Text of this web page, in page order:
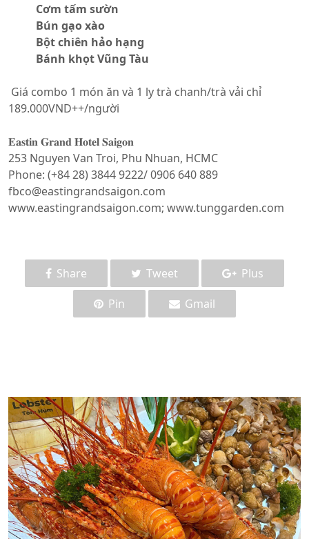
Cơm tấm sườn
Bún gạo xào
Bột chiên hảo hạng
Bánh khọt Vũng Tàu
Giá combo 1 món ăn và 1 ly trà chanh/trà vải chỉ
189.000VND++/người
𝐄𝐚𝐬𝐭𝐢𝐧 𝐆𝐫𝐚𝐧𝐝 𝐇𝐨𝐭𝐞𝐥 𝐒𝐚𝐢𝐠𝐨𝐧
253 Nguyen Van Troi, Phu Nhuan, HCMC
Phone: (+84 28) 3844 9222/ 0906 640 889
fbco@eastingrandsaigon.com
www.eastingrandsaigon.com; www.tunggarden.com
Share Tweet
Plus
Pin
Gmail